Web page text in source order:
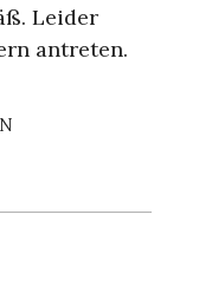
Leider
antreten.